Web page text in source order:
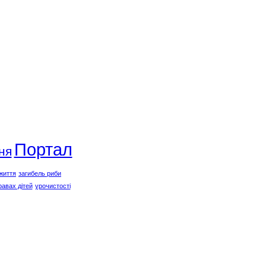
Портал
загибель риби
дітей урочистості